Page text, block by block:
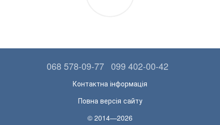
068 578-09-77 099 402-00-42
Контактна інформація
Повна версія сайту
© 2014—2026